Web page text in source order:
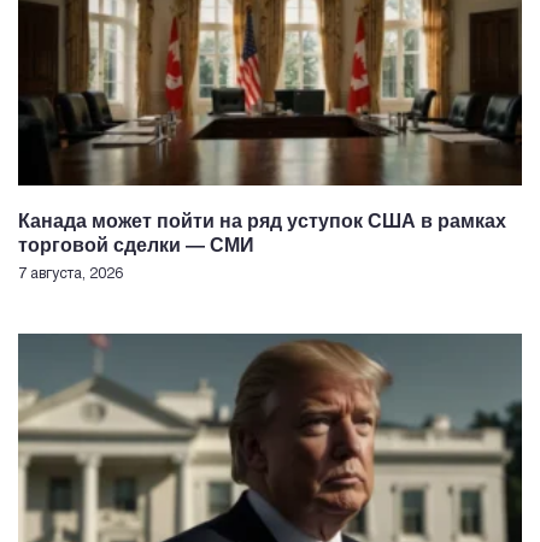
Канада может пойти на ряд уступок США в рамках
торговой сделки — СМИ
7 августа, 2026